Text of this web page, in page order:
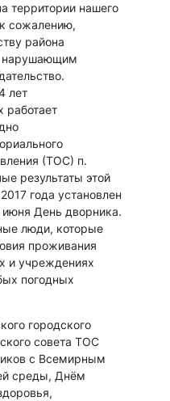
территории нашего
сожалению,
района
нарушающим
лет
работает
(ТОС) п.
результаты этой
года установлен
День дворника.
люди, которые
проживания
и учреждениях
погодных
городского
совета ТОС
с Всемирным
среды, Днём